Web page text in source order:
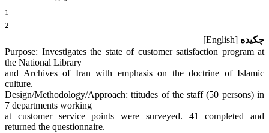
1
2
چکیده [English]
Purpose: Investigates the state of customer satisfaction program at
the National Library
and Archives of Iran with emphasis on the doctrine of Islamic
culture.
Design/Methodology/Approach: ttitudes of the staff (50 persons) in
7 departments working
at customer service points were surveyed. 41 completed and
returned the questionnaire.